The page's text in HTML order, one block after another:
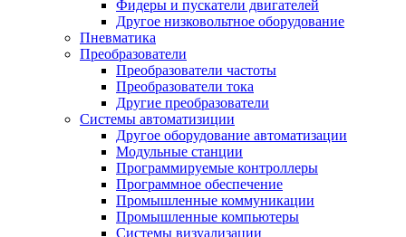
Фидеры и пускатели двигателей
Другое низковольтное оборудование
Пневматика
Преобразователи
Преобразователи частоты
Преобразователи тока
Другие преобразователи
Системы автоматизиции
Другое оборудование автоматизации
Модульные станции
Программируемые контроллеры
Программное обеспечение
Промышленные коммуникации
Промышленные компьютеры
Системы визуализации